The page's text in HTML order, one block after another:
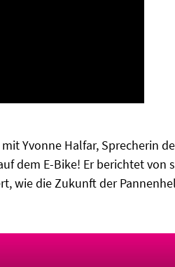
Yvonne Halfar, Sprecherin
dem E-Bike! Er berichtet
wie die Zukunft der